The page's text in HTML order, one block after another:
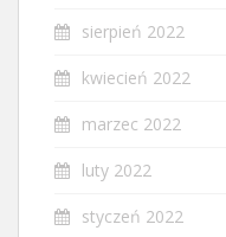
sierpień 2022
kwiecień 2022
marzec 2022
luty 2022
styczeń 2022